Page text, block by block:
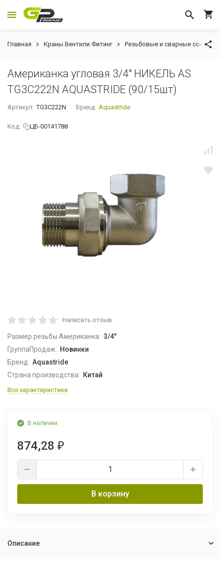
Главная Краны Вентили Фитинг Резьбовые и сварные
Американка угловая 3/4" НИКЕЛЬ AS
TG3C222N AQUASTRIDE (90/15шт)
Артикул: TG3C222N Бренд: Aquastride
Код: ЦБ-00141788
Написать отзыв
Размер резьбы Американка: 3/4"
ГруппаПродаж: Новинки
Бренд: Aquastride
Страна производства: Китай
Все характеристики
В наличии
874,28 ₽
В корзину
Описание